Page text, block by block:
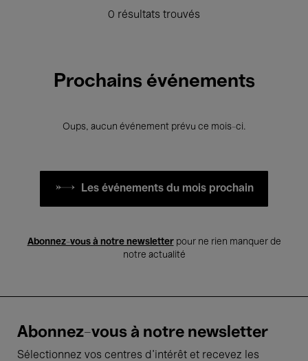
0 résultats trouvés
Prochains événements
Oups, aucun événement prévu ce mois-ci.
Les événements du mois prochain
Abonnez-vous à notre newsletterpour ne rien manquer de
notre actualité
Abonnez-vous à notre newsletter
Sélectionnez vos centres d'intérêt et recevez les